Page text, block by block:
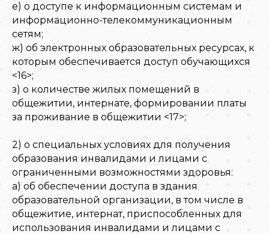
е) о доступе к информационным системам и
информационно-телекоммуникационным
сетям;
ж) об электронных образовательных ресурсах, к
которым обеспечивается доступ обучающихся
<16>;
з) о количестве жилых помещений в
общежитии, интернате, формировании платы
за проживание в общежитии <17>;
2) о специальных условиях для получения
образования инвалидами и лицами с
ограниченными возможностями здоровья:
а) об обеспечении доступа в здания
образовательной организации, в том числе в
общежитие, интернат, приспособленных для
использования инвалидами и лицами с